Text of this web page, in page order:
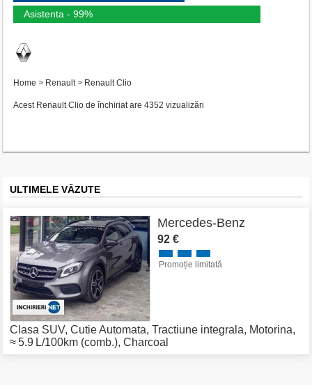
Asistenta - 99%
Home > Renault > Renault Clio
Acest Renault Clio de închiriat are 4352 vizualizări
ULTIMELE VĂZUTE
Mercedes-Benz
92 €
Promoție limitată
Clasa SUV, Cutie Automata, Tractiune integrala, Motorina,
≈ 5.9 L/100km (comb.), Charcoal